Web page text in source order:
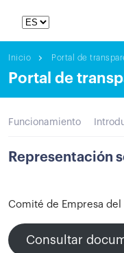
Inicio Portal de
Portal de
Funcionamiento
Representación
Comité de Empresa
Consultar